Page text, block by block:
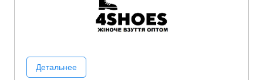
Детальнее